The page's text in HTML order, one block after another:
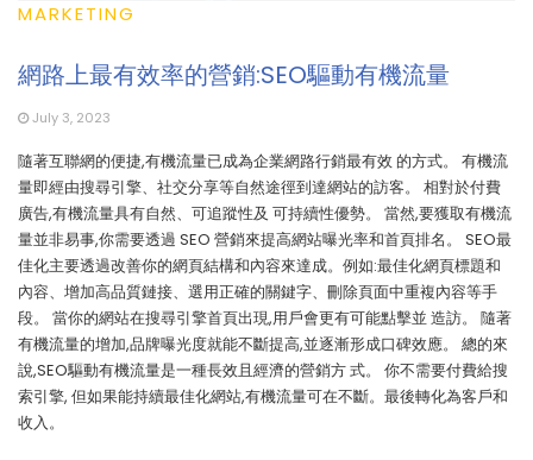
MARKETING
網路上最有效率的營銷:SEO驅動有機流量
July 3, 2023
隨著互聯網的便捷,有機流量已成為企業網路行銷最有效 的方式。 有機流
量即經由搜尋引擎、社交分享等自然途徑到達網站的訪客。 相對於付費
廣告,有機流量具有自然、可追蹤性及 可持續性優勢。 當然,要獲取有機流
量並非易事,你需要透過 SEO 營銷來提高網站曝光率和首頁排名。 SEO最
佳化主要透過改善你的網頁結構和內容來達成。例如:最佳化網頁標題和
內容、增加高品質鏈接、選用正確的關鍵字、刪除頁面中重複內容等手
段。 當你的網站在搜尋引擎首頁出現,用戶會更有可能點擊並 造訪。 隨著
有機流量的增加,品牌曝光度就能不斷提高,並逐漸形成口碑效應。 總的來
說,SEO驅動有機流量是一種長效且經濟的營銷方 式。 你不需要付費給搜
索引擎, 但如果能持續最佳化網站,有機流量可在不斷。最後轉化為客戶和
收入。